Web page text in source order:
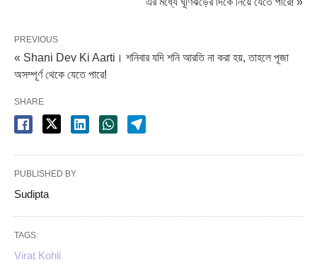
PREVIOUS
« Shani Dev Ki Aarti। শনিবার যদি শনি আরতি না করা হয়, তাহলে পূজা
অসম্পূর্ণ থেকে যেতে পারে!
SHARE
PUBLISHED BY
Sudipta
TAGS:
Virat Kohli